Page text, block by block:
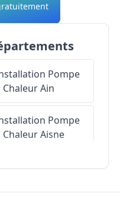
Pompe
ChaleurAin
Pompe
ChaleurAisne
Pompe